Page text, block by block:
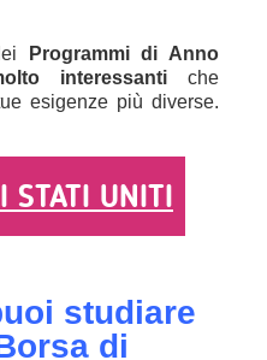
Programmi di Anno
interessanti che
esigenze più diverse.
STATI UNITI
studiare
di